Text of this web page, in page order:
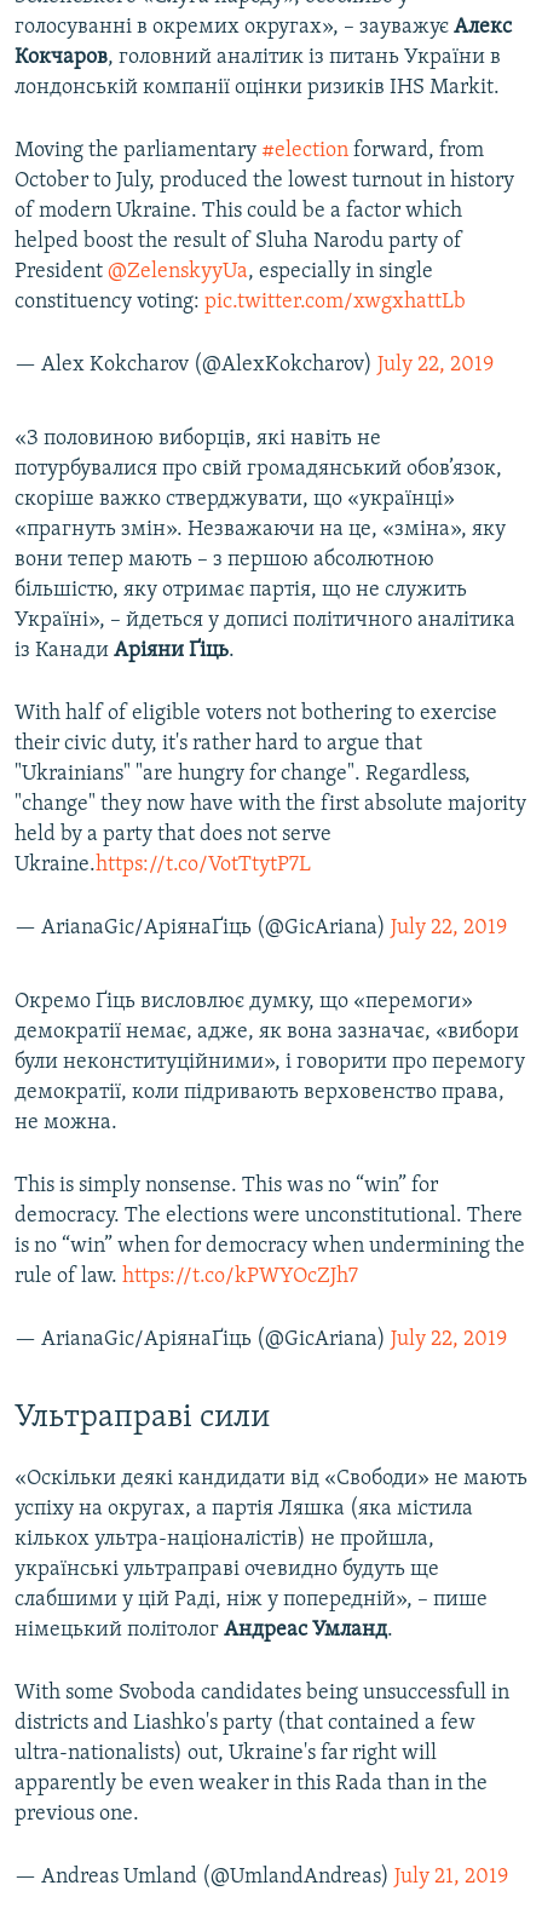
голосуванні в окремих округах», – зауважує Алекс
Кокчаров, головний аналітик із питань України в
лондонській компанії оцінки ризиків IHS Markit.
Moving the parliamentary #election forward, from
October to July, produced the lowest turnout in history
of modern Ukraine. This could be a factor which
helped boost the result of Sluha Narodu party of
President @ZelenskyyUa, especially in single
constituency voting: pic.twitter.com/xwgxhattLb
— Alex Kokcharov (@AlexKokcharov) July 22, 2019
«З половиною виборців, які навіть не
потурбувалися про свій громадянський обов’язок,
скоріше важко стверджувати, що «українці»
«прагнуть змін». Незважаючи на це, «зміна», яку
вони тепер мають – з першою абсолютною
більшістю, яку отримає партія, що не служить
Україні», – йдеться у дописі політичного аналітика
із Канади Аріяни Ґіць.
With half of eligible voters not bothering to exercise
their civic duty, it's rather hard to argue that
"Ukrainians" "are hungry for change". Regardless,
"change" they now have with the first absolute majority
held by a party that does not serve
Ukraine.https://t.co/VotTtytP7L
— ArianaGic/АріянаҐіць (@GicAriana) July 22, 2019
Окремо Ґіць висловлює думку, що «перемоги»
демократії немає, адже, як вона зазначає, «вибори
були неконституційними», і говорити про перемогу
демократії, коли підривають верховенство права,
не можна.
This is simply nonsense. This was no “win” for
democracy. The elections were unconstitutional. There
is no “win” when for democracy when undermining the
rule of law. https://t.co/kPWYOcZJh7
— ArianaGic/АріянаҐіць (@GicAriana) July 22, 2019
Ультраправі сили
«Оскільки деякі кандидати від «Свободи» не мають
успіху на округах, а партія Ляшка (яка містила
кількох ультра-націоналістів) не пройшла,
українські ультраправі очевидно будуть ще
слабшими у цій Раді, ніж у попередній», – пише
німецький політолог Андреас Умланд.
With some Svoboda candidates being unsuccessfull in
districts and Liashko's party (that contained a few
ultra-nationalists) out, Ukraine's far right will
apparently be even weaker in this Rada than in the
previous one.
— Andreas Umland (@UmlandAndreas) July 21, 2019